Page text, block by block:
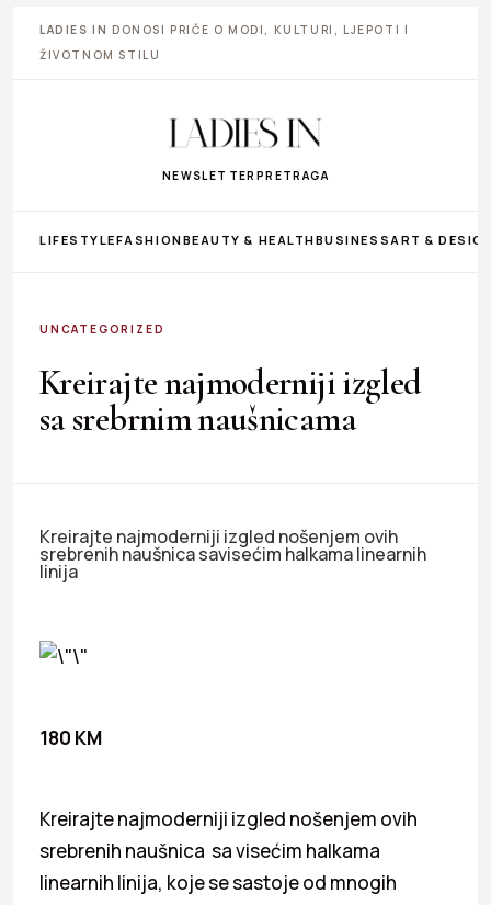
LADIES IN DONOSI PRIČE O MODI, KULTURI, LJEPOTI I
ŽIVOTNOM STILU
NEWSLETTER PRETRAGA
LIFESTYLEFASHIONBEAUTY & HEALTHBUSINESS ART &
UNCATEGORIZED
Kreirajte najmoderniji izgled
sa srebrnim naušnicama
Kreirajte najmoderniji izgled nošenjem ovih
srebrenih naušnica savisećim halkama linearnih
linija
180 KM
Kreirajte najmoderniji izgled nošenjem ovih
srebrenih naušnica sa visećim halkama
linearnih linija, koje se sastoje od mnogih